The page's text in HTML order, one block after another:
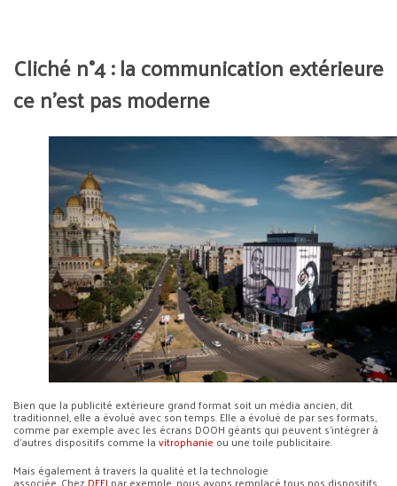
Cliché n°4 : la communication extérieure
ce n’est pas moderne
Bien que la publicité extérieure grand format soit un média ancien, dit
traditionnel, elle a évolué avec son temps. Elle a évolué de par ses formats,
comme par exemple avec les écrans DOOH géants qui peuvent s’intégrer à
d’autres dispositifs comme lavitrophanie ou une toile publicitaire.
Mais également à travers la qualité et la technologie